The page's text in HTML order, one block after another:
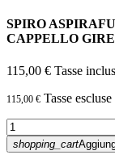
SPIRO
CAPPELLO
115,00 € Tasse
115,00 € Tasse escluse
shopping_cart